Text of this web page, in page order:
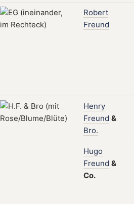
Robert
Freund
Henry
Freund &
Bro.
Hugo
Freund &
Co.